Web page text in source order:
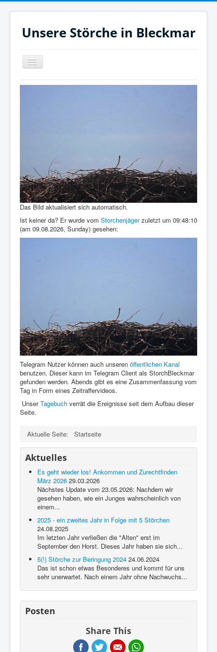
Unsere Störche in Bleckmar
Navigation
an/aus
Jetzt
Zeitleiste
Unsere Störche
Links
Über diese Seite
Gästebuch
Das Bild aktualisiert sich automatisch.
Ist keiner da? Er wurde vom Storchenjägerzuletzt um 09:48:10
(am 09.08.2026, Sunday) gesehen:
Telegram Nutzer können auch unseren öffentlichen Kanal
benutzen. Dieser kann im Telegram Client als StorchBleckmar
gefunden werden. Abends gibt es eine Zusammenfassung vom
Tag in Form eines Zeitraffervideos.
UnserTagebuch verrät die Ereignisse seit dem Aufbau dieser
Seite.
Aktuelle Seite: Startseite
Aktuelles
Es geht wieder los! Ankommen und Zurechtfinden
März 2026 29.03.2026
Nächstes Update vom 23.05.2026: Nachdem wir
gesehen haben, wie ein Junges wahrscheinlich von
einem...
2025 - ein zweites Jahr in Folge mit 5 Störchen
24.08.2025
Im letzten Jahr verließen die "Alten" erst im
September den Horst. Dieses Jahr haben sie sich...
5(!) Störche zur Beringung 2024 24.06.2024
Das ist schon etwas Besonderes und kommt für uns
sehr unerwartet. Nach einem Jahr ohne Nachwuchs...
Posten
Share This